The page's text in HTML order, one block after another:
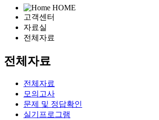
HOME
고객센터
자료실
전체자료
전체자료
전체자료
모의고사
문제 및 정답확인
실기프로그램